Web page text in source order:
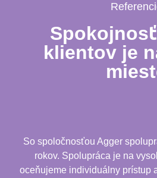
klientov je
So spoločnosťou Agger
rokov. Spolupráca je na
oceňujeme individuálny prístup